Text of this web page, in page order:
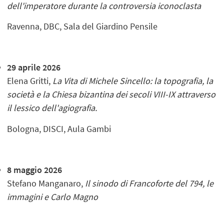
dell'imperatore durante la controversia iconoclasta
Ravenna, DBC, Sala del Giardino Pensile
29 aprile 2026
Elena Gritti, La Vita di Michele Sincello: la topografia, la
società e la Chiesa bizantina dei secoli VIII-IX attraverso
il lessico dell'agiografia.
Bologna, DISCI, Aula Gambi
8 maggio 2026
Stefano Manganaro, Il sinodo di Francoforte del 794, le
immagini e Carlo Magno